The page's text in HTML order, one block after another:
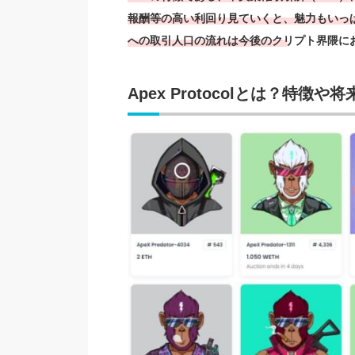
報酬等の高い利回り見ていくと、魅力もい
への取引人口の流れは今後のクリプト界隈
Apex Protocolとは？特徴や将